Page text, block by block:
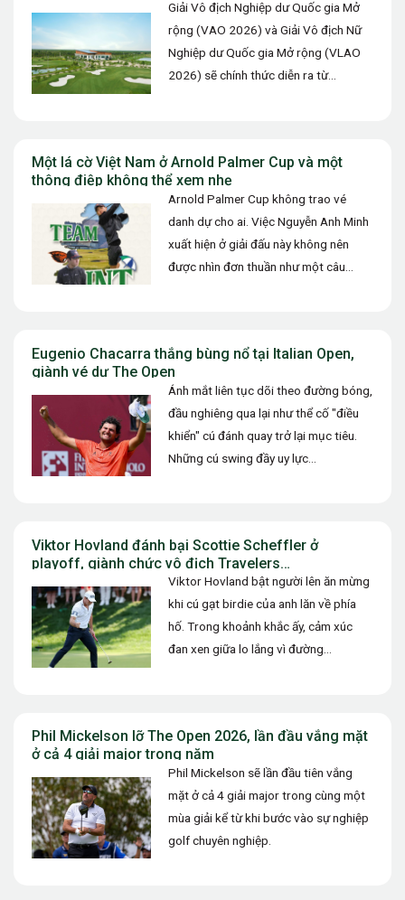
Giải Vô địch Nghiệp dư Quốc gia Mở
rộng (VAO 2026) và Giải Vô địch Nữ
Nghiệp dư Quốc gia Mở rộng (VLAO
2026) sẽ chính thức diễn ra từ…
Một lá cờ Việt Nam ở Arnold Palmer Cup và một
thông điệp không thể xem nhẹ
Arnold Palmer Cup không trao vé
danh dự cho ai. Việc Nguyễn Anh Minh
xuất hiện ở giải đấu này không nên
được nhìn đơn thuần như một câu
Eugenio Chacarra thắng bùng nổ tại Italian Open,
giành vé dự The Open
Ánh mắt liên tục dõi theo đường bóng,
đầu nghiêng qua lại như thể cố "điều
khiển" cú đánh quay trở lại mục tiêu.
Những cú swing đầy uy lực…
Viktor Hovland đánh bại Scottie Scheffler ở
playoff, giành chức vô địch Travelers
Viktor Hovland bật người lên ăn mừng
khi cú gạt birdie của anh lăn về phía
hố. Trong khoảnh khắc ấy, cảm xúc
đan xen giữa lo lắng vì đường…
Phil Mickelson lỡ The Open 2026, lần đầu vắng mặt
ở cả 4 giải major trong năm
Phil Mickelson sẽ lần đầu tiên vắng
mặt ở cả 4 giải major trong cùng một
mùa giải kể từ khi bước vào sự nghiệp
golf chuyên nghiệp.